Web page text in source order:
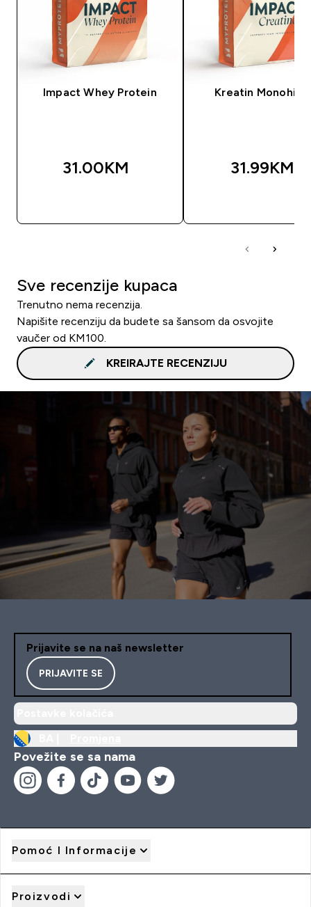
Impact Whey Protein
31.00KM‎
Kreatin
31.99KM‎
Sve recenzije kupaca
Trenutno nema recenzija.
Napišite recenziju da budete sa šansom da osvojite
vaučer od KM100.
KREIRAJTE RECENZIJU
Prijavite se na naš newsletter
PRIJAVITE SE
Povežite se sa nama
Pomoć I Informacije
Proizvodi